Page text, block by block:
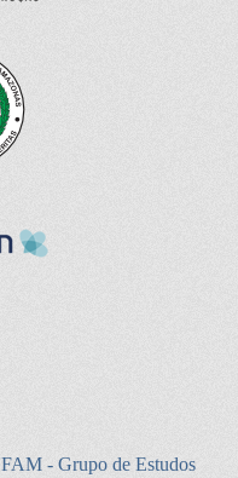
- Grupo de Estudos